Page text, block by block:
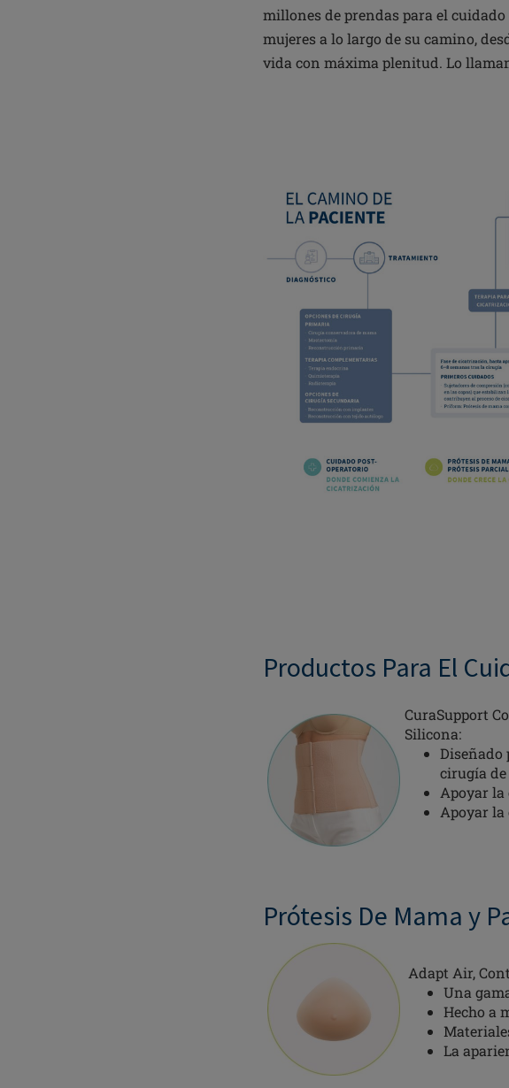
millones de prendas para el
mujeres a lo largo de su camino,
vida con máxima plenitud. Lo
Productos Para El
CuraSupport
Silicona:
Diseñado
cirugía
Apoyar
Apoyar
Prótesis De Mama y
Adapt Air,
Una
Hecho a
La